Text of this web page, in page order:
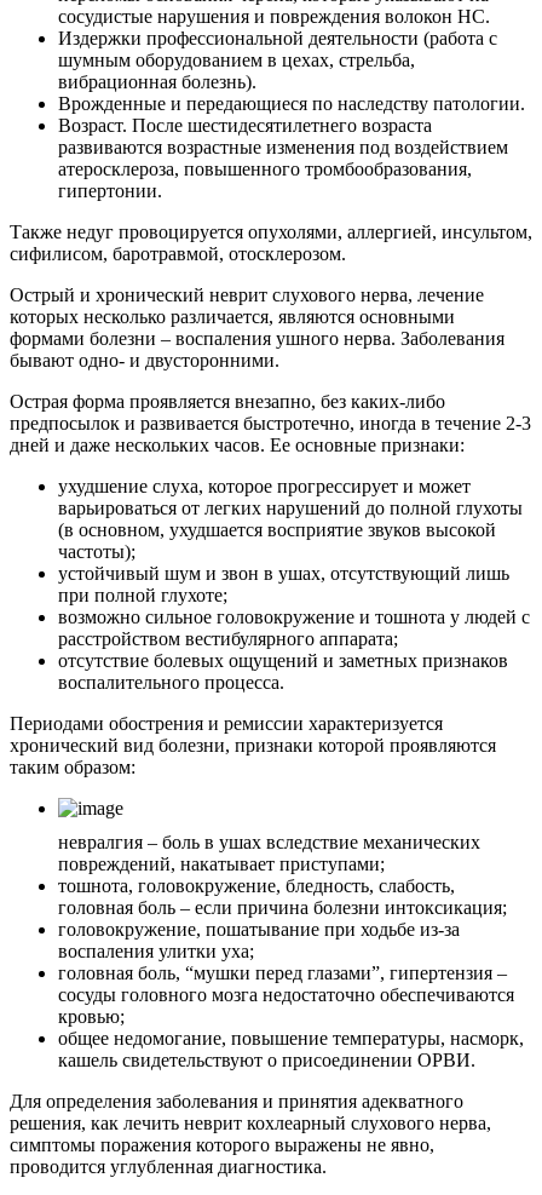
сосудистые нарушения и повреждения волокон НС.
Издержки профессиональной деятельности (работа с
шумным оборудованием в цехах, стрельба,
вибрационная болезнь).
Врожденные и передающиеся по наследству патологии.
Возраст. После шестидесятилетнего возраста
развиваются возрастные изменения под воздействием
атеросклероза, повышенного тромбообразования,
гипертонии.
Также недуг провоцируется опухолями, аллергией, инсультом,
сифилисом, баротравмой, отосклерозом.
Острый и хронический неврит слухового нерва, лечение
которых несколько различается, являются основными
формами болезни – воспаления ушного нерва. Заболевания
бывают одно- и двусторонними.
Острая форма проявляется внезапно, без каких-либо
предпосылок и развивается быстротечно, иногда в течение 2-3
дней и даже нескольких часов. Ее основные признаки:
ухудшение слуха, которое прогрессирует и может
варьироваться от легких нарушений до полной глухоты
(в основном, ухудшается восприятие звуков высокой
частоты);
устойчивый шум и звон в ушах, отсутствующий лишь
при полной глухоте;
возможно сильное головокружение и тошнота у людей с
расстройством вестибулярного аппарата;
отсутствие болевых ощущений и заметных признаков
воспалительного процесса.
Периодами обострения и ремиссии характеризуется
хронический вид болезни, признаки которой проявляются
таким образом:
невралгия – боль в ушах вследствие механических
повреждений, накатывает приступами;
тошнота, головокружение, бледность, слабость,
головная боль – если причина болезни интоксикация;
головокружение, пошатывание при ходьбе из-за
воспаления улитки уха;
головная боль, “мушки перед глазами”, гипертензия –
сосуды головного мозга недостаточно обеспечиваются
кровью;
общее недомогание, повышение температуры, насморк,
кашель свидетельствуют о присоединении ОРВИ.
Для определения заболевания и принятия адекватного
решения, как лечить неврит кохлеарный слухового нерва,
симптомы поражения которого выражены не явно,
проводится углубленная диагностика.